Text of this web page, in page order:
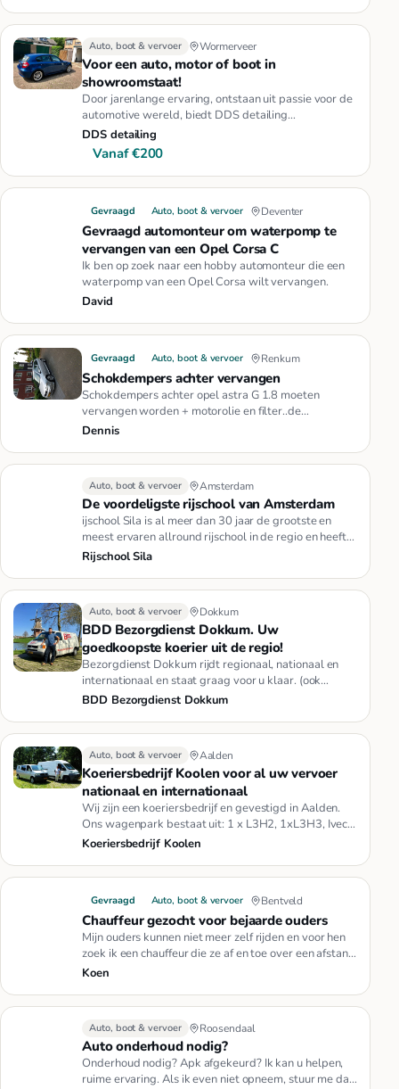
Auto, boot & vervoer Wormerveer
Voor een auto, motor of boot in
showroomstaat!
Door jarenlange ervaring, ontstaan uit passie voor de
automotive wereld, biedt DDS detailing
hoogstaande diensten in de …
DDS detailing
Vanaf €200
Gevraagd Auto, boot & vervoer Deventer
Gevraagd automonteur om waterpomp te
vervangen van een Opel Corsa C
Ik ben op zoek naar een hobby automonteur die een
waterpomp van een Opel Corsa wilt vervangen.
David
Gevraagd Auto, boot & vervoer Renkum
Schokdempers achter vervangen
Schokdempers achter opel astra G 1.8 moeten
vervangen worden + motorolie en filter..de
onderdelen zijn reeds aanwezig..i…
Dennis
Auto, boot & vervoer Amsterdam
De voordeligste rijschool van Amsterdam
ijschool Sila is al meer dan 30 jaar de grootste en
meest ervaren allround rijschool in de regio en heeft
zelfs het gros…
Rijschool Sila
Auto, boot & vervoer Dokkum
BDD Bezorgdienst Dokkum. Uw
goedkoopste koerier uit de regio!
Bezorgdienst Dokkum rijdt regionaal, nationaal en
internationaal en staat graag voor u klaar. (ook
spoedritten)Onze bezo…
BDD Bezorgdienst Dokkum
Auto, boot & vervoer Aalden
Koeriersbedrijf Koolen voor al uw vervoer
nationaal en internationaal
Wij zijn een koeriersbedrijf en gevestigd in Aalden.
Ons wagenpark bestaat uit: 1 x L3H2, 1xL3H3, Iveco
met 4,5 meter la…
Koeriersbedrijf Koolen
Gevraagd Auto, boot & vervoer Bentveld
Chauffeur gezocht voor bejaarde ouders
Mijn ouders kunnen niet meer zelf rijden en voor hen
zoek ik een chauffeur die ze af en toe over een afstand
tot 150km k…
Koen
Auto, boot & vervoer Roosendaal
Auto onderhoud nodig?
Onderhoud nodig? Apk afgekeurd? Ik kan u helpen,
ruime ervaring. Als ik even niet opneem, stuur me dan